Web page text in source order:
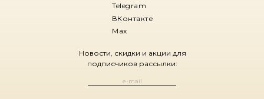
Новости, скидки и акции для
подписчиков рассылки:
Telegram
ВКонтакте
Max